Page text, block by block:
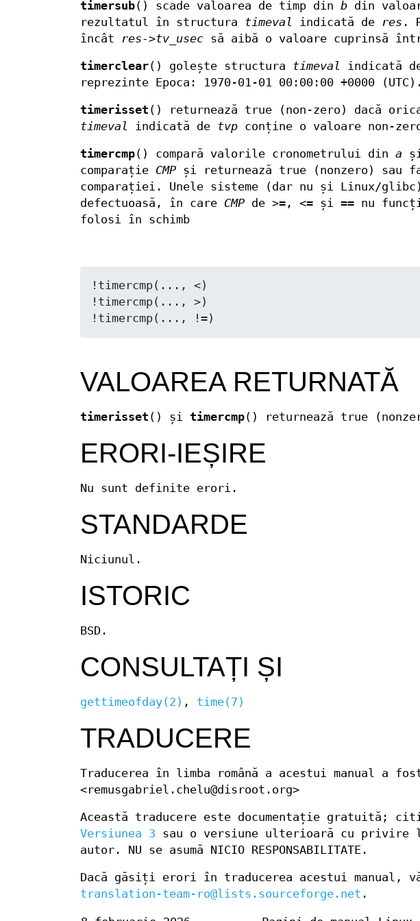
timersub() scade valoarea de timp din b din
rezultatul în structura timeval indicată de res .
încât res->tv_usec să aibă o valoare cuprinsă
timerclear() golește structura timeval indicată
reprezinte Epoca: 1970-01-01 00:00:00 +0000 (UTC).
timerisset () returnează true (non-zero) dacă
timeval
indicată de tvp conține o valoare non-
timercmp() compară valorile cronometrului din a
comparație CMP și returnează true (nonzero)
comparației. Unele sisteme (dar nu și Linux/
defectuoasă, în care CMP de >= , <= și == nu
folosi în schimb
!timercmp(..., <)
!timercmp(..., >)
VALOAREA RETURNATĂ
timerisset () și timercmp() returnează true
ERORI-IEȘIRE
Nu sunt definite erori.
STANDARDE
Niciunul.
ISTORIC
BSD.
CONSULTAȚI ȘI
gettimeofday(2) , time(7)
TRADUCERE
Traducerea în limba română a acestui manual a
<remusgabriel.chelu@disroot.org>
Această traducere este documentație gratuită;
Versiunea 3 sau o versiune ulterioară cu
autor. NU se asumă NICIO RESPONSABILITATE.
Dacă găsiți erori în traducerea acestui manual,
translation-team-ro@lists.sourceforge.net .